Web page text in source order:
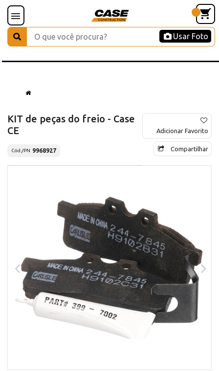
Usar Foto
KIT de peças do freio - Case
CE
Cód./PN 9968927
Adicionar Favorito
Compartilhar